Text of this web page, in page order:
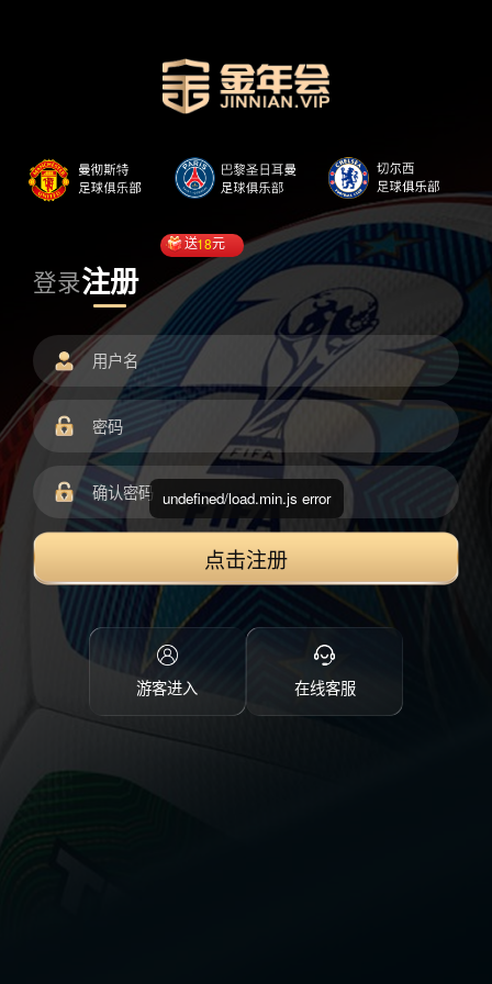
登录注册
送18元
点击注册
游客进入 在线客服
undefined/load.min.js error